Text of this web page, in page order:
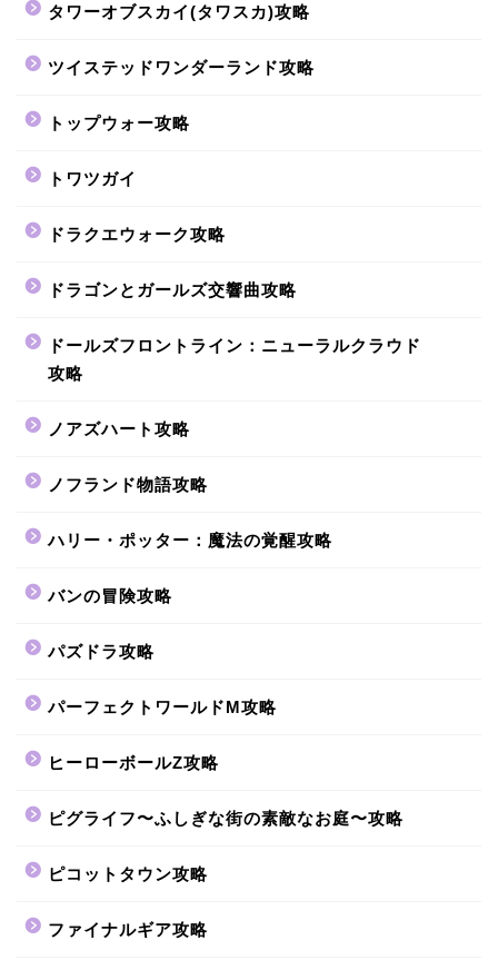
タワーオブスカイ(タワスカ)攻略
ツイステッドワンダーランド攻略
トップウォー攻略
トワツガイ
ドラクエウォーク攻略
ドラゴンとガールズ交響曲攻略
ドールズフロントライン：ニューラルクラウド
攻略
ノアズハート攻略
ノフランド物語攻略
ハリー・ポッター：魔法の覚醒攻略
バンの冒険攻略
パズドラ攻略
パーフェクトワールドM攻略
ヒーローボールZ攻略
ピグライフ〜ふしぎな街の素敵なお庭〜攻略
ピコットタウン攻略
ファイナルギア攻略